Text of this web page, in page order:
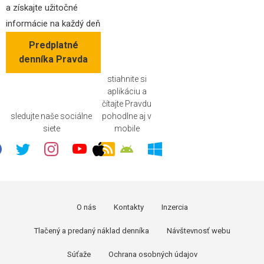
a získajte užitočné
informácie na každý deň
Predplatné
denníka Pravda
sledujte naše sociálne
siete
stiahnite si
aplikáciu a
čítajte Pravdu
pohodlne aj v
mobile
O nás Kontakty Inzercia
Tlačený a predaný náklad denníka Návštevnosť webu
Súťaže Ochrana osobných údajov